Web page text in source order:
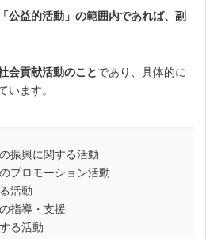
「公益的活動」の範囲内であれば、副
会貢献活動のことであり、具体的に
います。
振興に関する活動
プロモーション活動
活動
指導・支援
る活動